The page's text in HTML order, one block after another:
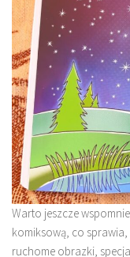
Warto jeszcze
komiksową, co sprawia,
ruchome obrazki,